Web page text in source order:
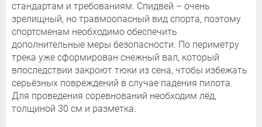
стандартам и требованиям. Спидвей – очень
зрелищный, но травмоопасный вид спорта, поэтому
спортсменам необходимо обеспечить
дополнительные меры безопасности. По периметру
трека уже сформирован снежный вал, который
впоследствии закроют тюки из сена, чтобы избежать
серьёзных повреждений в случае падения пилота.
Для проведения соревнований необходим лёд,
толщиной 30 см и разметка.